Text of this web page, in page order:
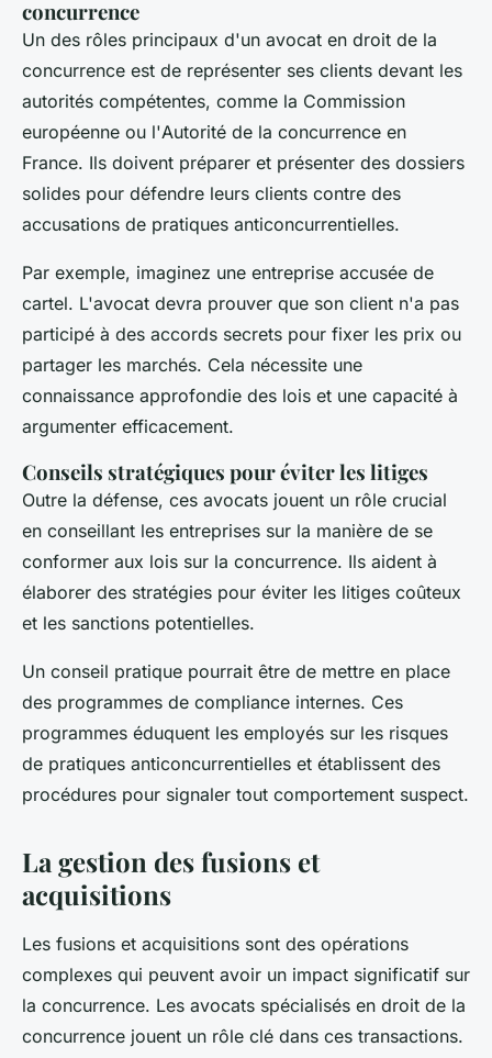
concurrence
Un des rôles principaux d'un avocat en droit de la
concurrence est de représenter ses clients devant les
autorités compétentes, comme la Commission
européenne ou l'Autorité de la concurrence en
France. Ils doivent préparer et présenter des dossiers
solides pour défendre leurs clients contre des
accusations de pratiques anticoncurrentielles.
Par exemple, imaginez une entreprise accusée de
cartel. L'avocat devra prouver que son client n'a pas
participé à des accords secrets pour fixer les prix ou
partager les marchés. Cela nécessite une
connaissance approfondie des lois et une capacité à
argumenter efficacement.
Conseils stratégiques pour éviter les litiges
Outre la défense, ces avocats jouent un rôle crucial
en conseillant les entreprises sur la manière de se
conformer aux lois sur la concurrence. Ils aident à
élaborer des stratégies pour éviter les litiges coûteux
et les sanctions potentielles.
Un conseil pratique pourrait être de mettre en place
des programmes de compliance internes. Ces
programmes éduquent les employés sur les risques
de pratiques anticoncurrentielles et établissent des
procédures pour signaler tout comportement suspect.
La gestion des fusions et
acquisitions
Les fusions et acquisitions sont des opérations
complexes qui peuvent avoir un impact significatif sur
la concurrence. Les avocats spécialisés en droit de la
concurrence jouent un rôle clé dans ces transactions.